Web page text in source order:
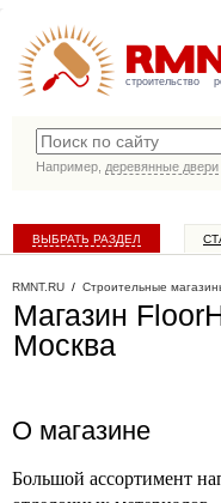
строительство
Например, деревянные двери
ВЫБРАТЬ РАЗДЕЛ
RMNT.RU / Строительные
Магазин
Москва
О магазине
Большой ассортимент